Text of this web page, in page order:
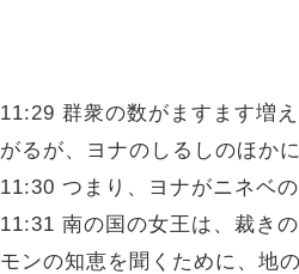
11:29 群衆の数がますます増
がるが、ヨナのしるしのほか
11:30 つまり、ヨナがニネベ
11:31 南の国の女王は、裁き
モンの知恵を聞くために、地